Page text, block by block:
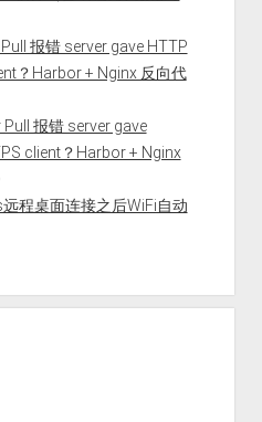
报错 server gave HTTP
？Harbor + Nginx 反向代
Pull 报错 server gave
client？Harbor + Nginx
程桌面连接之后WiFi自动